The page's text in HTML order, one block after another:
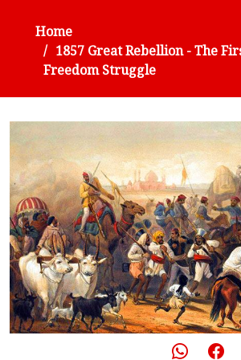
Home
1857 Great Rebellion - The
Freedom Struggle